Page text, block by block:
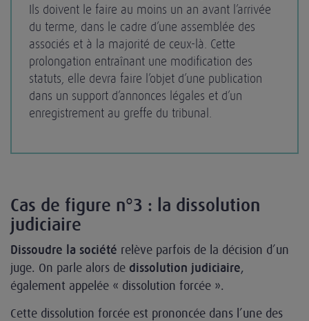
Ils doivent le faire au moins un an avant l’arrivée
du terme, dans le cadre d’une assemblée des
associés et à la majorité de ceux-là. Cette
prolongation entraînant une modification des
statuts, elle devra faire l’objet d’une publication
dans un support d’annonces légales et d’un
enregistrement au greffe du tribunal.
Cas de figure n°3 : la dissolution
judiciaire
Dissoudre la société relève parfois de la décision d’un
juge. On parle alors de dissolution judiciaire,
également appelée « dissolution forcée ».
Cette dissolution forcée est prononcée dans l’une des